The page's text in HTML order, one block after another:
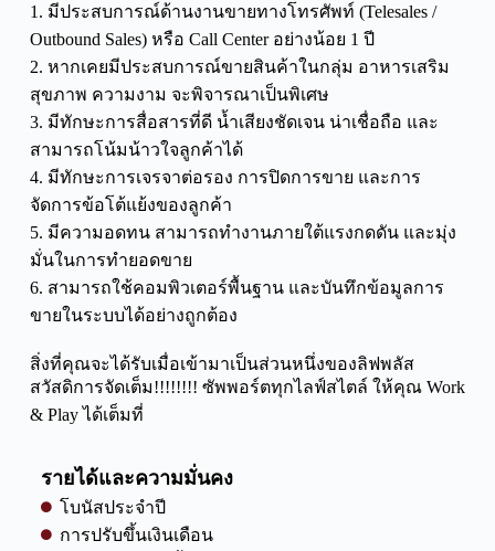
1. มีประสบการณ์ด้านงานขายทางโทรศัพท์ (Telesales /
Outbound Sales) หรือ Call Center อย่างน้อย 1 ปี
2. หากเคยมีประสบการณ์ขายสินค้าในกลุ่ม อาหารเสริม
สุขภาพ ความงาม จะพิจารณาเป็นพิเศษ
3. มีทักษะการสื่อสารที่ดี น้ำเสียงชัดเจน น่าเชื่อถือ และ
สามารถโน้มน้าวใจลูกค้าได้
4. มีทักษะการเจรจาต่อรอง การปิดการขาย และการ
จัดการข้อโต้แย้งของลูกค้า
5. มีความอดทน สามารถทำงานภายใต้แรงกดดัน และมุ่ง
มั่นในการทำยอดขาย
6. สามารถใช้คอมพิวเตอร์พื้นฐาน และบันทึกข้อมูลการ
ขายในระบบได้อย่างถูกต้อง
สิ่งที่คุณจะได้รับเมื่อเข้ามาเป็นส่วนหนึ่งของลิฟพลัส
สวัสดิการจัดเต็ม!!!!!!!! ซัพพอร์ตทุกไลฟ์สไตล์ ให้คุณ Work
& Play ได้เต็มที่
รายได้และความมั่นคง
โบนัสประจำปี
การปรับขึ้นเงินเดือน